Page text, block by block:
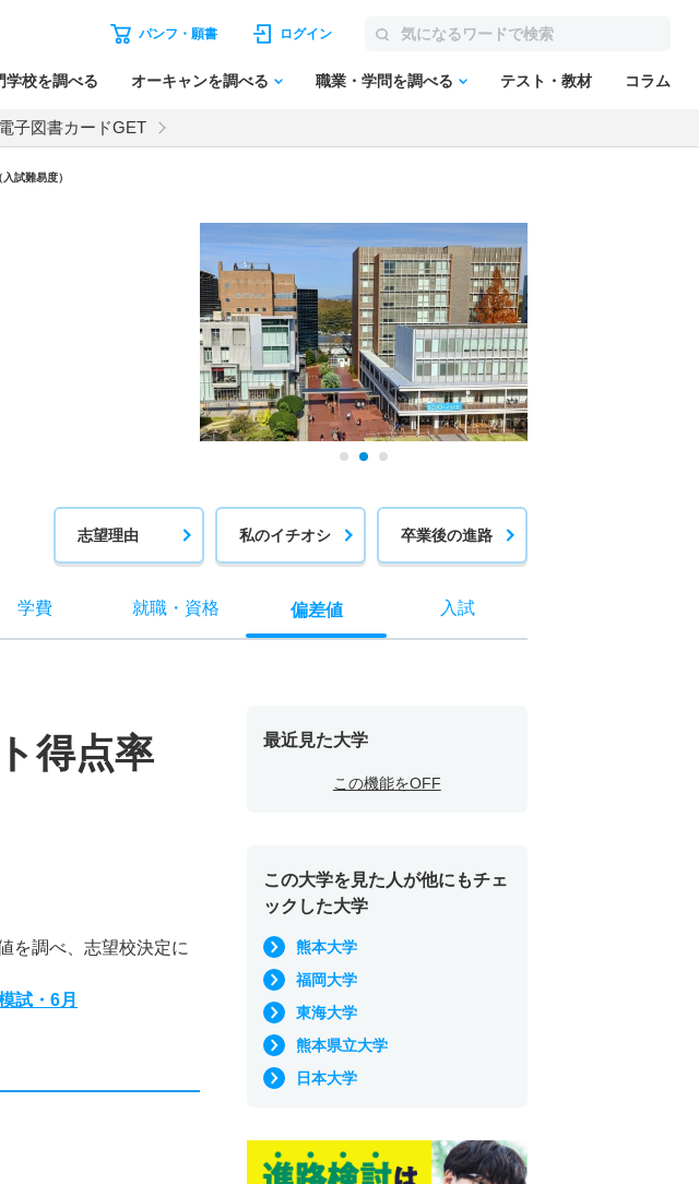
パンフ・願書 ログイン
学校を調べる オーキャンを調べる 職業・学問を調べる テスト・教材 コラム
子図書カードGET
試難易度）
志望理由 私のイチオシ 卒業後の進路
学費 就職・ 資格 偏差値 入試
得点率
を調べ、志望校決定に
試・6月
最近見た大学
この機能をOFF
この大学を見た人が他にもチェ
ックした大学
熊本大学
福岡大学
東海大学
熊本県立大学
日本大学